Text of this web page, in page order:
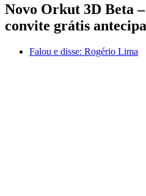
Novo Orkut 3D Beta
convite grátis
Falou e disse: Rogério Lima